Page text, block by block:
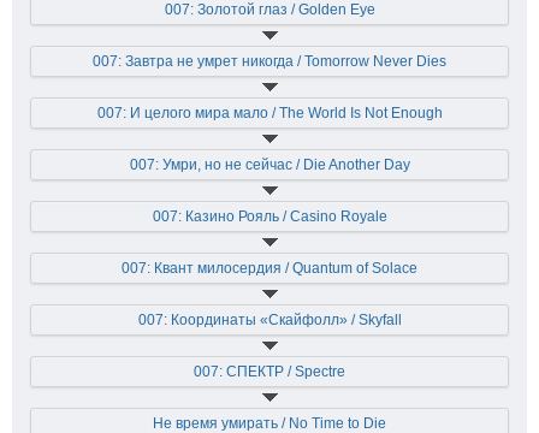
007: Золотой глаз / Golden Eye
007: Завтра не умрет никогда / Tomorrow Never Dies
007: И целого мира мало / The World Is Not Enough
007: Умри, но не сейчас / Die Another Day
007: Казино Рояль / Casino Royale
007: Квант милосердия / Quantum of Solace
007: Координаты «Скайфолл» / Skyfall
007: СПЕКТР / Spectre
Не время умирать / No Time to Die